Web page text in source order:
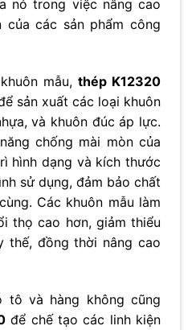
nó trong việc nâng cao
các sản phẩm công
mẫu, thép K12320
sản xuất các loại khuôn
và khuôn đúc áp lực.
chống mài mòn của
hình dạng và kích thước
sử dụng, đảm bảo chất
Các khuôn mẫu làm
thọ cao hơn, giảm thiểu
thế, đồng thời nâng cao
tô và hàng không cũng
để chế tạo các linh kiện